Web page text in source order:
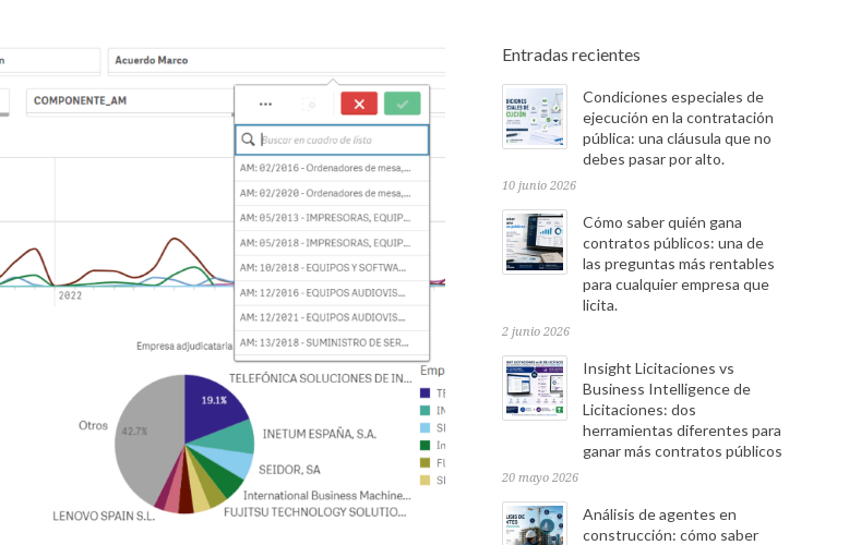
Entradas recientes
Condiciones especiales de
ejecución en la contratación
pública: una cláusula que no
debes pasar por alto.
10 junio 2026
Cómo saber quién gana
contratos públicos: una de
las preguntas más rentables
para cualquier empresa que
licita.
2 junio 2026
Insight Licitaciones vs
Business Intelligence de
Licitaciones: dos
herramientas diferentes para
ganar más contratos públicos
20 mayo 2026
Análisis de agentes en
construcción: cómo saber